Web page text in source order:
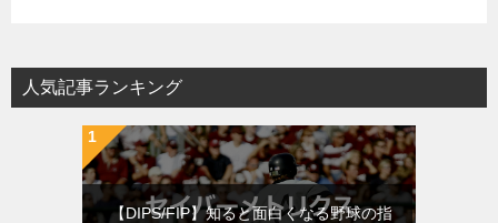
人気記事ランキング
【DIPS/FIP】知ると面白くなる野球の指